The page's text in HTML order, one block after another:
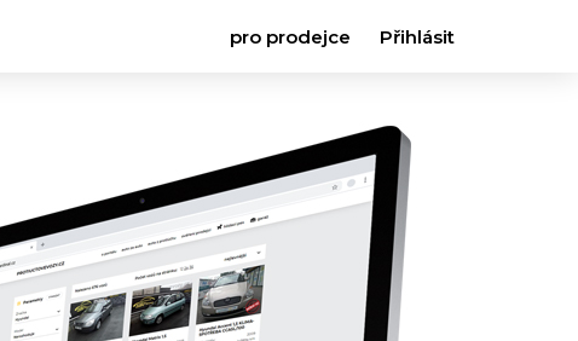
pro prodejce Přihlásit